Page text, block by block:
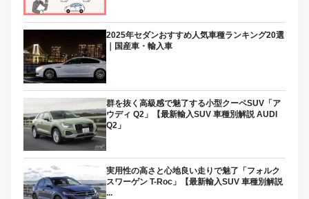
2025年セダンおすすめ人気車種ランキング20選
｜国産車・輸入車
群を抜く高級感で魅了する小型クーペSUV「ア
ウディ Q2」【最新輸入SUV 車種別解説 AUDI
Q2」
実用性の高さと心地良い走りで魅了「フォルク
スワーゲン T-Roc」【最新輸入SUV 車種別解説
...